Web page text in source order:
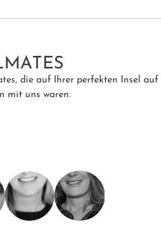
die auf Ihrer perfekten Insel auf
mit uns waren.